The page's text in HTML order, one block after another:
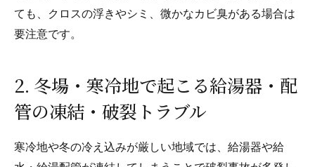
ても、クロスの浮きやシミ、微かなカビ臭がある場合は
要注意です。
2. 冬場・寒冷地で起こる給湯器・配
管の凍結・破裂トラブル
寒冷地や冬の冷え込みが厳しい地域では、給湯器や給